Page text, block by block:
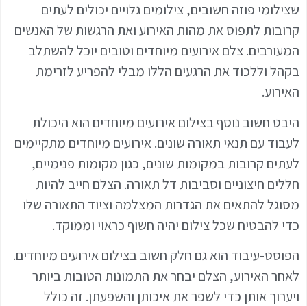
שצילומי פוזה חשובים, צילומים גלויים יכולים לעתים
קרובות לתפוס את מהות האירוע ואת הרגשות של האנשים
המעורבים. צלם אירועים מיוחדים וטובים יוכל להשתלב
בקהל וללכוד את הרגעים הללו מבלי להפריע לזרימת
האירוע.
היבט חשוב נוסף בצילום אירועים מיוחדים הוא היכולת
לעבוד עם תנאי תאורה שונים. אירועים מיוחדים מתקיימים
לעתים קרובות במקומות שונים, כגון מקומות פנימיים,
חללים חיצוניים וסביבות דל תאורה. הצלם חייב להיות
מסוגל להתאים את הגדרות המצלמה וציוד התאורה שלו
כדי להבטיח שכל צילום יהיה חשוף כראוי וממוקד.
הפוסט-עיבוד הוא גם חלק חשוב בצילום אירועים מיוחדים.
לאחר האירוע, הצלם יבחר את התמונות הטובות ביותר
ויערוך אותן כדי לשפר את איכותן והשפעתן. זה כולל